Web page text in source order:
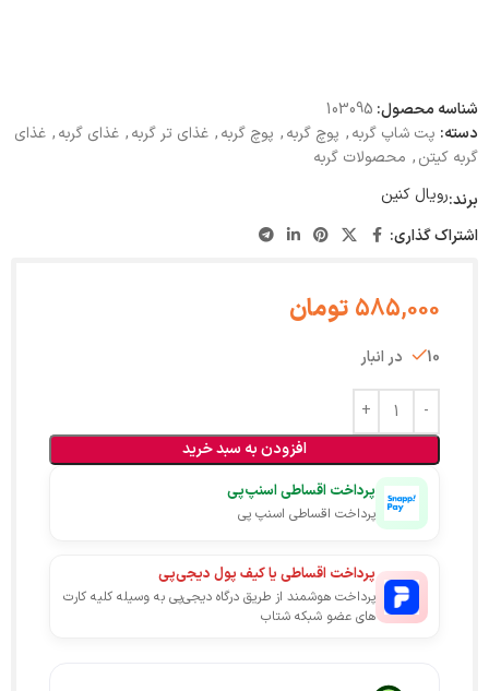
شناسه محصول: 103095
دسته: پت شاپ گربه, پوچ گربه, پوچ گربه, غذای تر گربه, غذای گربه, غذای
گربه کیتن, محصولات گربه
برند:رویال کنین
اشتراک گذاری:
585,000 تومان
10 در انبار
افزودن به سبد خرید
پرداخت اقساطی اسنپ‌پی
پرداخت اقساطی اسنپ پی
پرداخت اقساطی یا کیف پول دیجی‌پی
پرداخت هوشمند از طریق درگاه دیجی‌پی به وسیله کلیه کارت
های عضو شبکه شتاب